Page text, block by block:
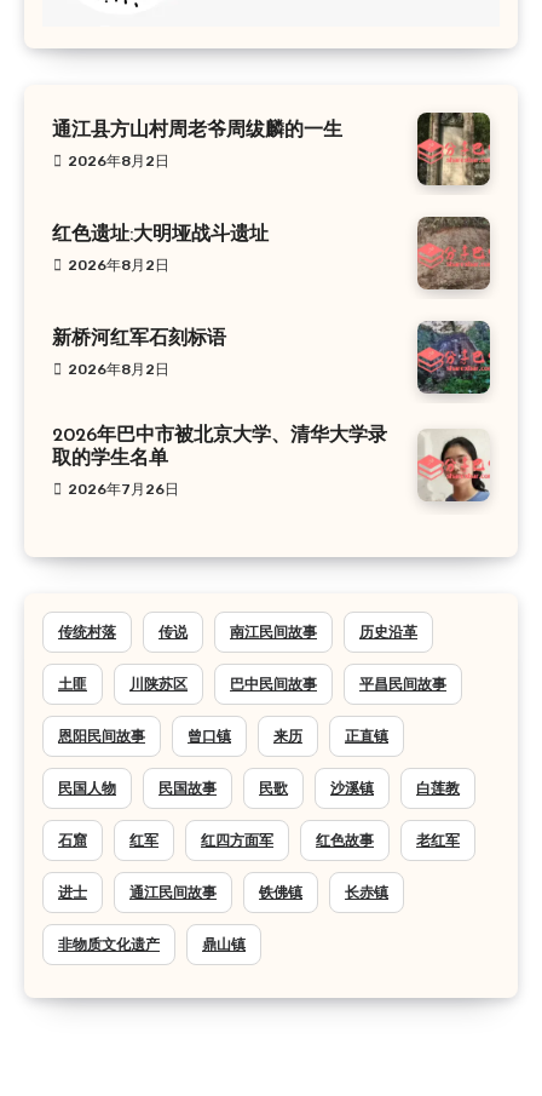
通江县方山村周老爷周绂麟的一生
2026年8月2日
红色遗址:大明垭战斗遗址
2026年8月2日
新桥河红军石刻标语
2026年8月2日
2026年巴中市被北京大学、清华大学录
取的学生名单
2026年7月26日
传统村落 传说 南江民间故事 历史沿革
土匪 川陕苏区 巴中民间故事 平昌民间故事
恩阳民间故事 曾口镇 来历 正直镇
民国人物 民国故事 民歌 沙溪镇 白莲教
石窟 红军 红四方面军 红色故事 老红军
进士 通江民间故事 铁佛镇 长赤镇
非物质文化遗产 鼎山镇